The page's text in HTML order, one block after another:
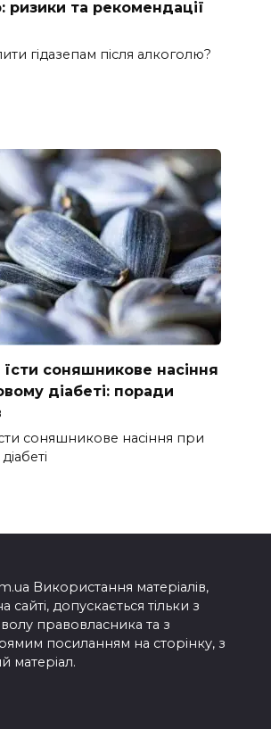
ризики та рекомендації
гідазепам після алкоголю?
соняшникове насіння
діабеті: поради
соняшникове насіння при
Використання матеріалів,
сайті, допускається тільки з
правовласника та з
посиланням на сторінку, з
матеріал.